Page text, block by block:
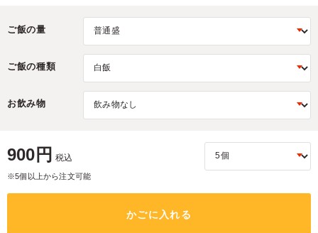
ご飯の量
ご飯の種類
お飲み物
900円 税込
※5個以上から注文可能
かごに入れる